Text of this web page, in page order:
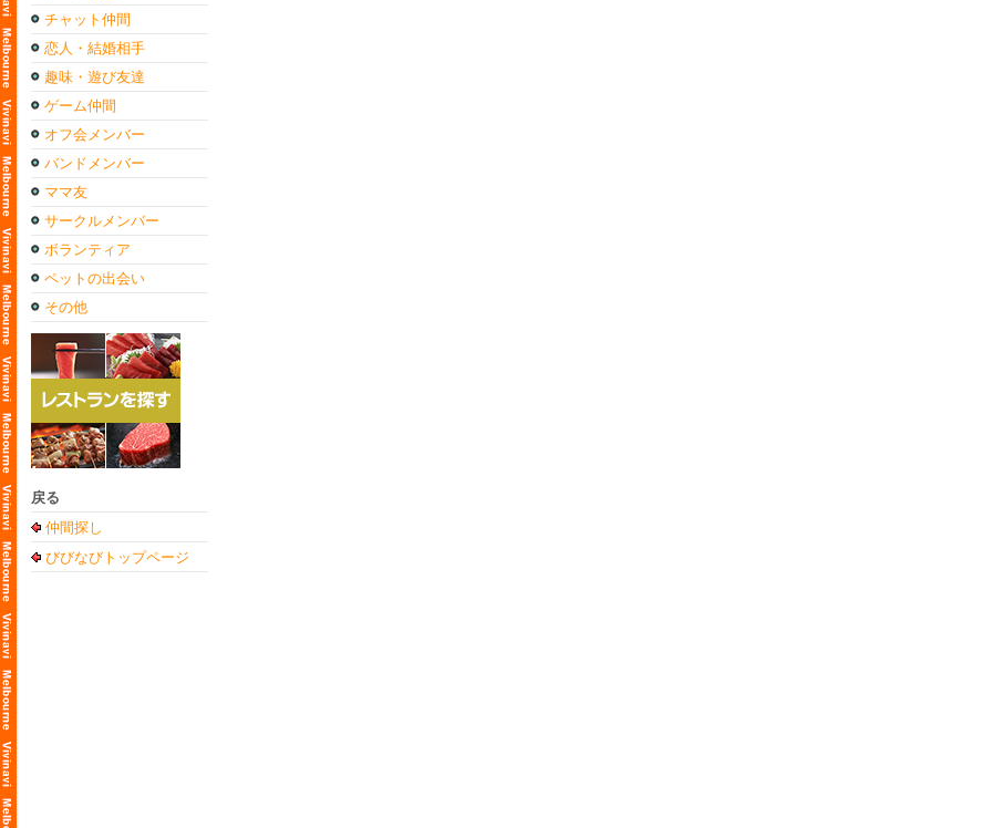
チャット仲間
恋人・結婚相手
趣味・遊び友達
ゲーム仲間
オフ会メンバー
バンドメンバー
ママ友
サークルメンバー
ボランティア
ペットの出会い
その他
戻る
仲間探し
びびなびトップページ